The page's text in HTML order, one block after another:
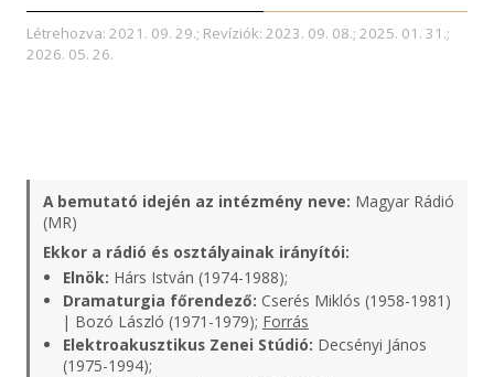
Létrehozva: 2021. 09. 29.; Revíziók: 2023. 09. 08.; 2025. 01. 31.;
2026. 05. 26.
A bemutató idején az intézmény neve: Magyar Rádió
(MR)
Ekkor a rádió és osztályainak irányítói:
Elnök: Hárs István (1974-1988);
Dramaturgia főrendező: Cserés Miklós (1958-1981)
| Bozó László (1971-1979); Forrás
Elektroakusztikus Zenei Stúdió: Decsényi János
(1975-1994);